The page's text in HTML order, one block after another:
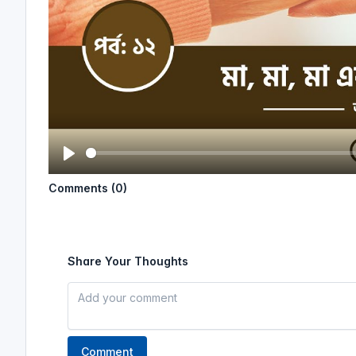
P
l
Comments (0)
Share Your Thoughts
Comment